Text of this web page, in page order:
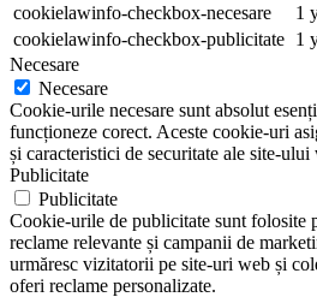
cookielawinfo-checkbox-necesare
1
cookielawinfo-checkbox-publicitate 1
Necesare
Necesare
Cookie-urile necesare sunt absolut
funcționeze corect. Aceste cookie-uri
și caracteristici de securitate ale site-
Publicitate
Publicitate
Cookie-urile de publicitate sunt folosite
reclame relevante și campanii de
urmăresc vizitatorii pe site-uri web și
oferi reclame personalizate.